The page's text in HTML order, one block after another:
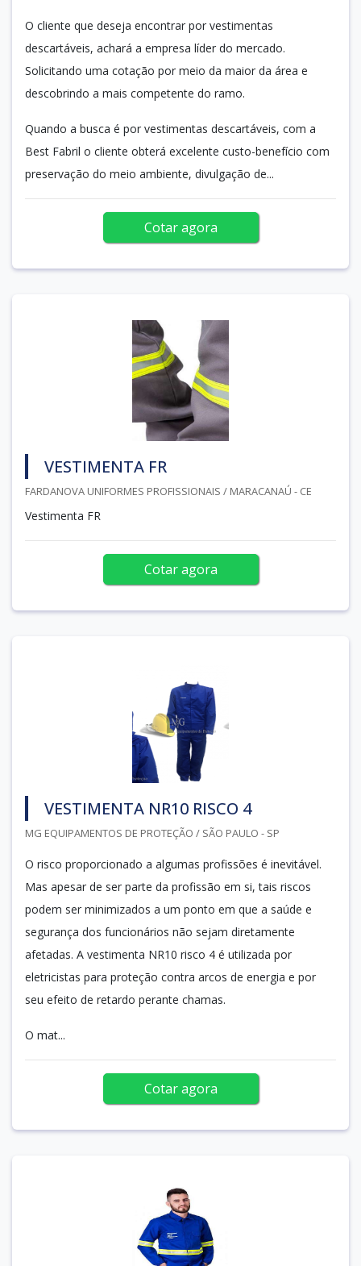
O cliente que deseja encontrar por vestimentas
descartáveis, achará a empresa líder do mercado.
Solicitando uma cotação por meio da maior da área e
descobrindo a mais competente do ramo.
Quando a busca é por vestimentas descartáveis, com a
Best Fabril o cliente obterá excelente custo-benefício com
preservação do meio ambiente, divulgação de...
Cotar agora
VESTIMENTA FR
FARDANOVA UNIFORMES PROFISSIONAIS / MARACANAÚ - CE
Vestimenta FR
Cotar agora
VESTIMENTA NR10 RISCO 4
MG EQUIPAMENTOS DE PROTEÇÃO / SÃO PAULO - SP
O risco proporcionado a algumas profissões é inevitável.
Mas apesar de ser parte da profissão em si, tais riscos
podem ser minimizados a um ponto em que a saúde e
segurança dos funcionários não sejam diretamente
afetadas. A vestimenta NR10 risco 4 é utilizada por
eletricistas para proteção contra arcos de energia e por
seu efeito de retardo perante chamas.
O mat...
Cotar agora